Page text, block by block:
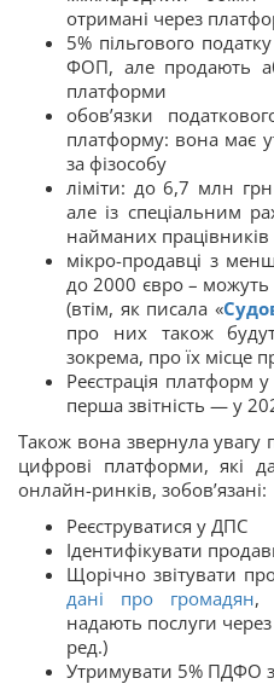
отримані через
5% пільгового
ФОП, але продають
платформи
обов’язки
платформу: вона має
за фізособу
ліміти: до 6,7 млн
але із спеціальним
найманих працівників
мікро-продавці з
до 2000 євро –
(втім, як писала «
про них також
зокрема, про їх місце
Реєстрація платформ
перша звітність — у
Також вона звернула увагу
цифрові платформи, які
онлайн-ринків, зобов’язані:
Реєструватися у ДПС
Ідентифікувати
Щорічно звітувати
дані про громадян,
надають послуги
ред.)
Утримувати 5% ПДФО